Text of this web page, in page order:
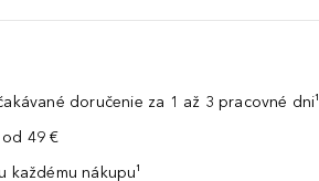
doručenie za 1 až 3 pracovné dni¹
49 €
každému nákupu¹